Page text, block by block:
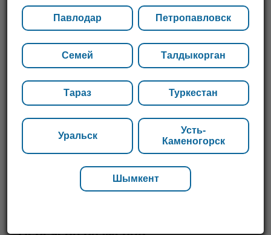
Павлодар Петропавловск
Семей Талдыкорган
Тараз Туркестан
Уральск
Усть-
Каменогорск
Шымкент